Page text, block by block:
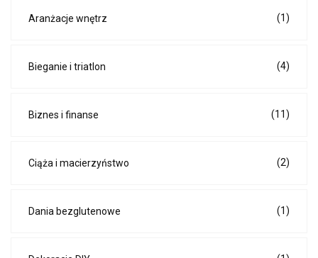
Aranżacje wnętrz (1)
Bieganie i triatlon (4)
Biznes i finanse (11)
Ciąża i macierzyństwo (2)
Dania bezglutenowe (1)